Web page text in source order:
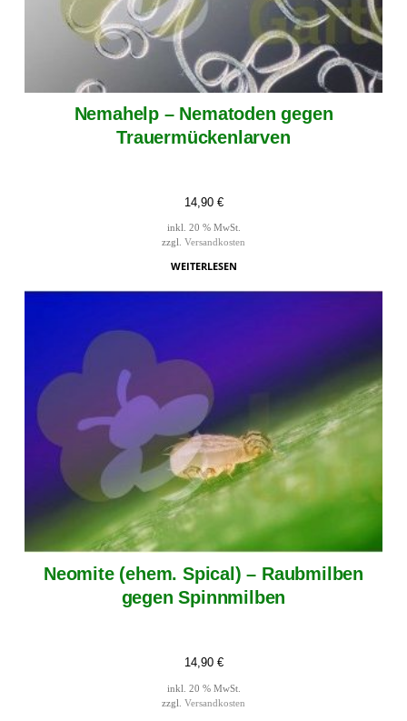
Nemahelp – Nematoden gegen
Trauermückenlarven
14,90 €
inkl. 20 % MwSt.
zzgl. Versandkosten
WEITERLESEN
Neomite (ehem. Spical) – Raubmilben
gegen Spinnmilben
14,90 €
inkl. 20 % MwSt.
zzgl. Versandkosten